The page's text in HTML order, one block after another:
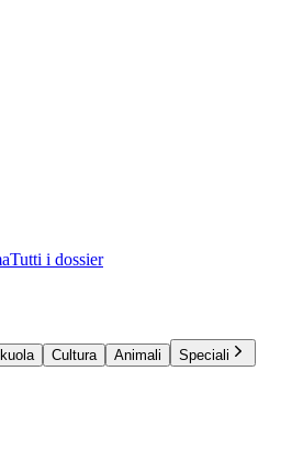
Tutti i dossier
Cultura Animali
Speciali